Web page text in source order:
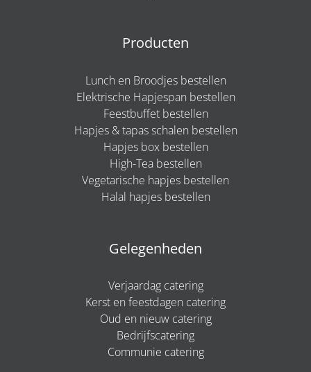
Producten
Lunch en Broodjes bestellen
Elektrische Hapjespan bestellen
Feestbuffet bestellen
Hapjes & tapas schalen bestellen
Hapjes box bestellen
High-Tea bestellen
Vegetarische hapjes bestellen
Halal hapjes bestellen
Gelegenheden
Verjaardag catering
Kerst en feestdagen catering
Oud en nieuw catering
Bedrijfscatering
Communie catering